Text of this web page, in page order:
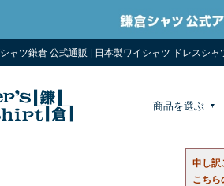
ャツ鎌倉 公式通販 | 日本製ワイシャツ ドレスシャ
商品を選ぶ
申し訳
こちら